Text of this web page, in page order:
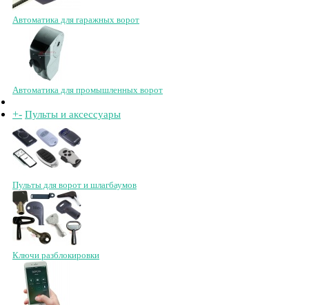
Автоматика для гаражных ворот
Автоматика для промышленных ворот
+- Пульты и аксессуары
Пульты для ворот и шлагбаумов
Ключи разблокировки